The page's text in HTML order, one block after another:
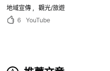
地域宣傳
觀光/旅遊
6
YouTube